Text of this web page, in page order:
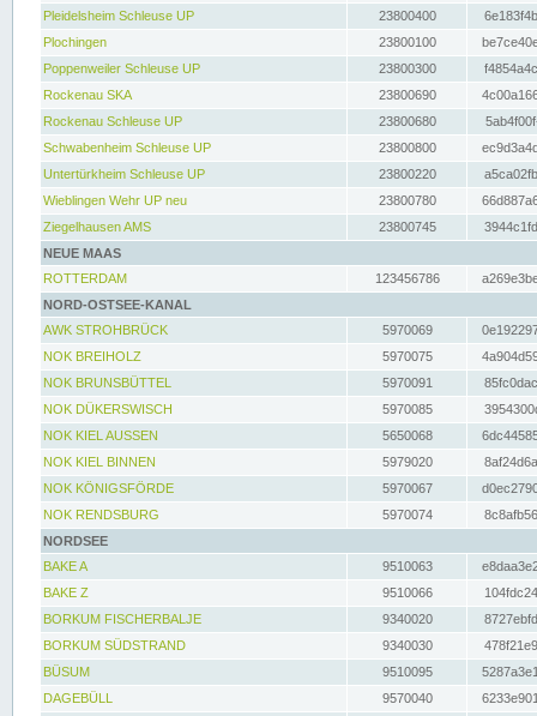
Pleidelsheim Schleuse UP 23800400
Plochingen
23800100
Poppenweiler Schleuse UP
23800300
Rockenau SKA
23800690
Rockenau Schleuse UP
23800680
Schwabenheim Schleuse UP
23800800
Untertürkheim Schleuse UP
23800220
Wieblingen Wehr UP neu
23800780
Ziegelhausen AMS
23800745
NEUE MAAS
ROTTERDAM
123456786
NORD-OSTSEE-KANAL
AWK STROHBRÜCK
5970069
NOK BREIHOLZ
5970075
NOK BRUNSBÜTTEL
5970091
NOK DÜKERSWISCH
5970085
NOK KIEL AUSSEN
5650068
NOK KIEL BINNEN
5979020
NOK KÖNIGSFÖRDE
5970067
NOK RENDSBURG
5970074
NORDSEE
BAKE A
9510063
BAKE Z
9510066
BORKUM FISCHERBALJE
9340020
BORKUM SÜDSTRAND
9340030
BÜSUM
9510095
DAGEBÜLL
9570040